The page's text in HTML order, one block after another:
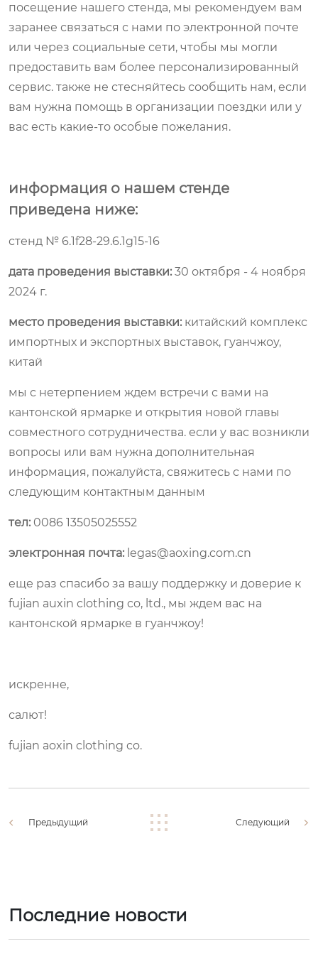
посещение нашего стенда, мы рекомендуем вам
заранее связаться с нами по электронной почте
или через социальные сети, чтобы мы могли
предоставить вам более персонализированный
сервис. также не стесняйтесь сообщить нам, если
вам нужна помощь в организации поездки или у
вас есть какие-то особые пожелания.
информация о нашем стенде
приведена ниже:
стенд № 6.1f28-29.6.1g15-16
дата проведения выставки: 30 октября - 4 ноября
2024 г.
место проведения выставки: китайский комплекс
импортных и экспортных выставок, гуанчжоу,
китай
мы с нетерпением ждем встречи с вами на
кантонской ярмарке и открытия новой главы
совместного сотрудничества. если у вас возникли
вопросы или вам нужна дополнительная
информация, пожалуйста, свяжитесь с нами по
следующим контактным данным
тел: 0086 13505025552
электронная почта: legas@aoxing.com.cn
еще раз спасибо за вашу поддержку и доверие к
fujian auxin clothing co, ltd., мы ждем вас на
кантонской ярмарке в гуанчжоу!
искренне,
салют!
fujian aoxin clothing co.
Предыдущий Следующий
Последние новости